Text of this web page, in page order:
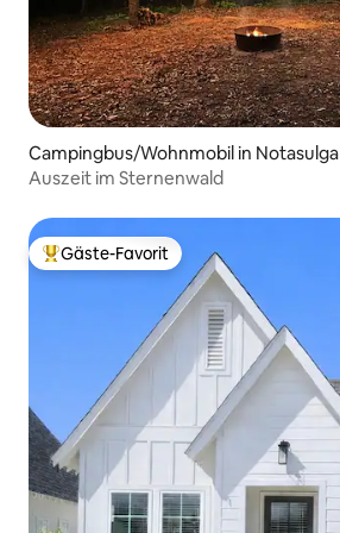
Campingbus/Wohnmobil in Notasulga
Auszeit im Sternenwald
Beliebter Gäste-Favorit.
Gäste-Favorit